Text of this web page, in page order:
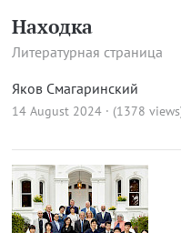
Находка
Литературная страница
Яков Смагаринский
14 August 2024 · (1378